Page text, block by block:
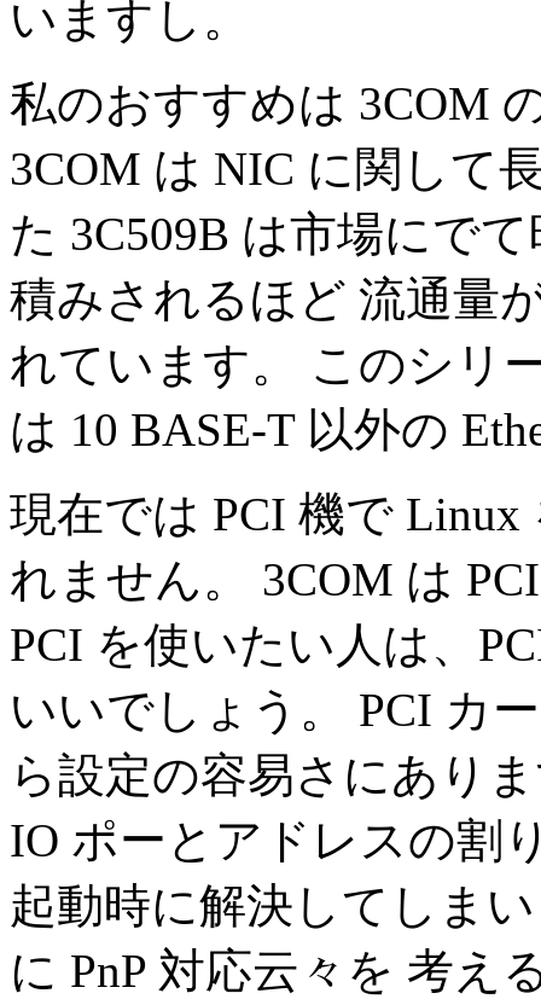
いますし。
私のおすすめは 3COM
3COM は NIC に関して
た 3C509B は市場にで
積みされるほど 流通量
れています。 このシリ
は 10 BASE-T 以外の
現在では PCI 機で
れません。 3COM は
PCI を使いたい人は、
いいでしょう。 PCI カ
ら設定の容易さにあり
IO ポーとアドレスの割
起動時に解決してしま
に PnP 対応云々を 考え